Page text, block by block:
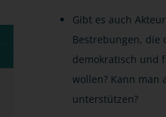
Gibt es auch
Bestrebungen, die
demokratisch und
wollen? Kann man
unterstützen?